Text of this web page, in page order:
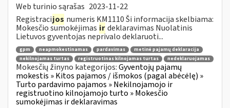
Web turinio sąrašas 2023-11-22
Registracijos numeris KM1110 Ši informacija skelbiama:
Mokesčio sumokėjimas irdeklaravimas Nuolatinis
Lietuvos gyventojas neprivalo deklaruoti...
gpm neapmokestinamas pardavimas
metinė pajamų deklaracija
nekilnojamas turtas
registruotinas kilnojamas turtas nedeklaruojamas
Mokesčių žinyno kategorijos:Gyventojų pajamų
mokestis » Kitos pajamos / išmokos (pagal abėcėlę) »
Turto pardavimo pajamos » Nekilnojamojo ir
registruotino kilnojamojo turto » Mokesčio
sumokėjimas ir deklaravimas